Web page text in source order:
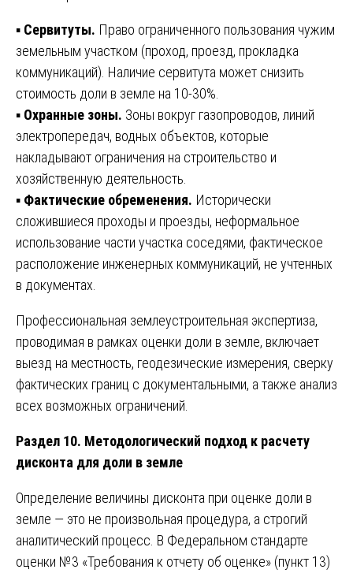
▪️ Сервитуты. Право ограниченного пользования чужим
земельным участком (проход, проезд, прокладка
коммуникаций). Наличие сервитута может снизить
стоимость доли в земле на 10-30%.
▪️ Охранные зоны. Зоны вокруг газопроводов, линий
электропередач, водных объектов, которые
накладывают ограничения на строительство и
хозяйственную деятельность.
▪️ Фактические обременения. Исторически
сложившиеся проходы и проезды, неформальное
использование части участка соседями, фактическое
расположение инженерных коммуникаций, не учтенных
в документах.
Профессиональная землеустроительная экспертиза,
проводимая в рамках оценки доли в земле, включает
выезд на местность, геодезические измерения, сверку
фактических границ с документальными, а также анализ
всех возможных ограничений.
Раздел 10. Методологический подход к расчету
дисконта для доли в земле
Определение величины дисконта при оценке доли в
земле — это не произвольная процедура, а строгий
аналитический процесс. В Федеральном стандарте
оценки №3 «Требования к отчету об оценке» (пункт 13)